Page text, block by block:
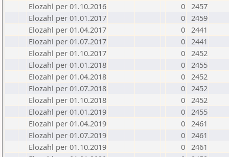
Elozahl per 01.10.2016
0 2457
Elozahl per 01.01.2017
0 2459
Elozahl per 01.04.2017
0 2441
Elozahl per 01.07.2017
0 2441
Elozahl per 01.10.2017
0 2452
Elozahl per 01.01.2018
0 2455
Elozahl per 01.04.2018
0 2452
Elozahl per 01.07.2018
0 2452
Elozahl per 01.10.2018
0 2452
Elozahl per 01.01.2019
0 2455
Elozahl per 01.04.2019
0 2461
Elozahl per 01.07.2019
0 2461
Elozahl per 01.10.2019
0 2461